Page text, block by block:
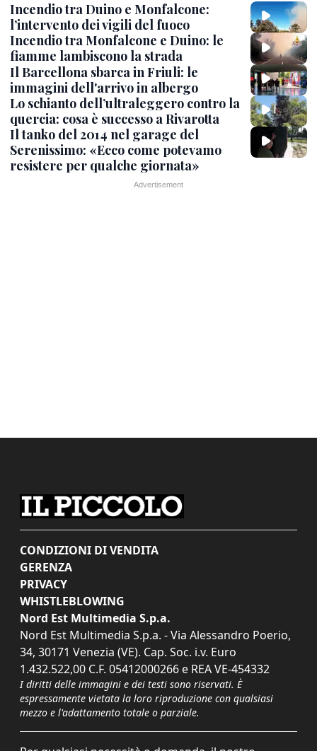
Incendio tra Duino e Monfalcone:
l’intervento dei vigili del fuoco
Incendio tra Monfalcone e Duino: le
fiamme lambiscono la strada
Il Barcellona sbarca in Friuli: le
immagini dell'arrivo in albergo
Lo schianto dell’ultraleggero contro la
quercia: cosa è successo a Rivarotta
Il tanko del 2014 nel garage del
Serenissimo: «Ecco come potevamo
resistere per qualche giornata»
CONDIZIONI DI VENDITA
GERENZA
PRIVACY
WHISTLEBLOWING
Nord Est Multimedia S.p.a.
Nord Est Multimedia S.p.a. - Via Alessandro Poerio,
34, 30171 Venezia (VE). Cap. Soc. i.v. Euro
1.432.522,00 C.F. 05412000266 e REA VE-454332
I diritti delle immagini e dei testi sono riservati. È
espressamente vietata la loro riproduzione con qualsiasi
mezzo e l'adattamento totale o parziale.